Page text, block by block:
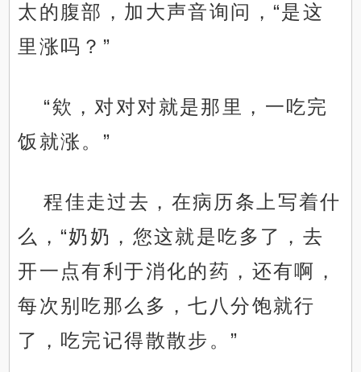
太的腹部，加大声音询问，“是这
里涨吗？”
“欸，对对对就是那里，一吃完
饭就涨。”
程佳走过去，在病历条上写着什
么，“奶奶，您这就是吃多了，去
开一点有利于消化的药，还有啊，
每次别吃那么多，七八分饱就行
了，吃完记得散散步。”